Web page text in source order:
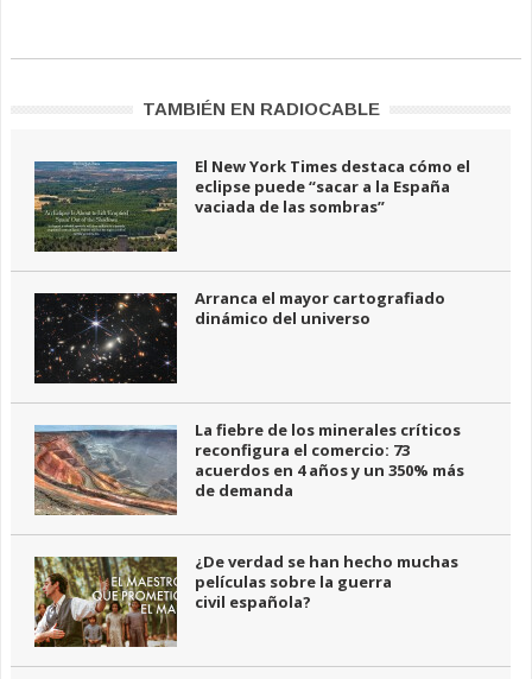
TAMBIÉN EN RADIOCABLE
El New York Times destaca cómo el
eclipse puede “sacar a la España
vaciada de las sombras”
Arranca el mayor cartografiado
dinámico del universo
La fiebre de los minerales críticos
reconfigura el comercio: 73
acuerdos en 4 años y un 350% más
de demanda
¿De verdad se han hecho muchas
películas sobre la guerra
civil española?